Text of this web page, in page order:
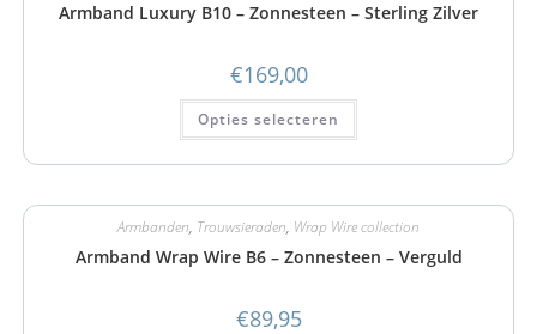
Armband Luxury B10 – Zonnesteen – Sterling Zilver
€169,00
Opties selecteren
Armbanden, Trouwsieraden, Wrap Wire collection
Armband Wrap Wire B6 – Zonnesteen – Verguld
€89,95